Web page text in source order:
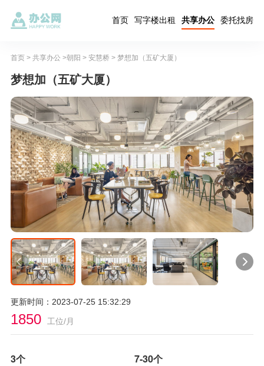
首页 写字楼出租 共享办公 委托找房
首页> 共享办公 >朝阳 > 安慧桥 > 梦想加（五矿大厦）
梦想加（五矿大厦）
更新时间：2023-07-25 15:32:29
1850 工位/月
3个 7-30个